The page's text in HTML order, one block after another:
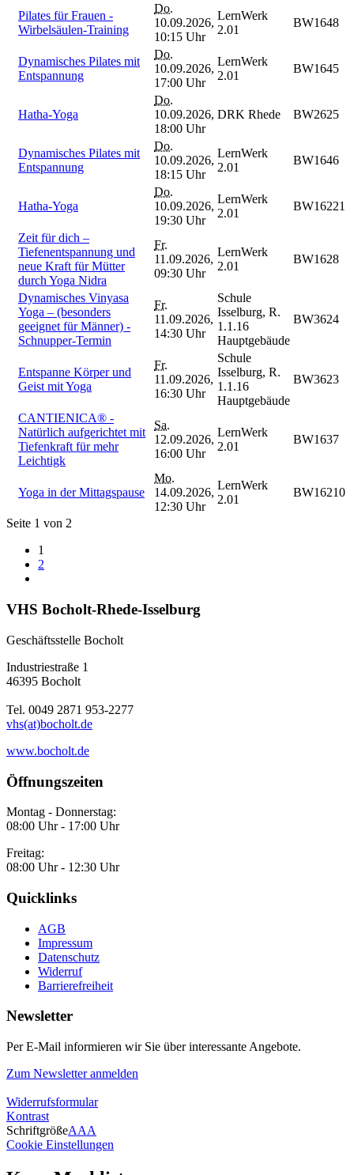
Pilates für Frauen -
Wirbelsäulen-Training
Do.
10.09.2026,
10:15 Uhr
LernWerk
2.01
BW1648
Dynamisches Pilates mit
Entspannung
Do.
10.09.2026,
17:00 Uhr
LernWerk
2.01
BW1645
Hatha-Yoga
Do.
10.09.2026,
18:00 Uhr
DRK Rhede BW2625
Dynamisches Pilates mit
Entspannung
Do.
10.09.2026,
18:15 Uhr
LernWerk
2.01
BW1646
Hatha-Yoga
Do.
10.09.2026,
19:30 Uhr
LernWerk
2.01
BW16221
Zeit für dich –
Tiefenentspannung und
neue Kraft für Mütter
durch Yoga Nidra
Fr.
11.09.2026,
09:30 Uhr
LernWerk
2.01
BW1628
Dynamisches Vinyasa
Yoga – (besonders
geeignet für Männer) -
Schnupper-Termin
Fr.
11.09.2026,
14:30 Uhr
Schule
Isselburg, R.
1.1.16
Hauptgebäude
BW3624
Entspanne Körper und
Geist mit Yoga
Fr.
11.09.2026,
16:30 Uhr
Schule
Isselburg, R.
1.1.16
Hauptgebäude
BW3623
CANTIENICA® -
Natürlich aufgerichtet mit
Tiefenkraft für mehr
Leichtigk
Sa.
12.09.2026,
16:00 Uhr
LernWerk
2.01
BW1637
Yoga in der Mittagspause
Mo.
14.09.2026,
12:30 Uhr
LernWerk
2.01
BW16210
Seite 1 von 2
1
2
VHS Bocholt-Rhede-Isselburg
Geschäftsstelle Bocholt
Industriestraße 1
46395 Bocholt
Tel. 0049 2871 953-2277
vhs(at)bocholt.de
www.bocholt.de
Öffnungszeiten
Montag - Donnerstag:
08:00 Uhr - 17:00 Uhr
Freitag:
08:00 Uhr - 12:30 Uhr
Quicklinks
AGB
Impressum
Datenschutz
Widerruf
Barrierefreiheit
Newsletter
Per E-Mail informieren wir Sie über interessante Angebote.
Zum Newsletter anmelden
Widerrufsformular
Kontrast
SchriftgrößeAAA
Cookie Einstellungen